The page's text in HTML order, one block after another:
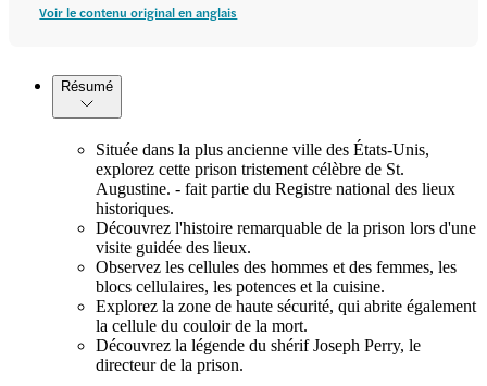
Voir le contenu original en anglais
Résumé
Située dans la plus ancienne ville des États-Unis,
explorez cette prison tristement célèbre de St.
Augustine. - fait partie du Registre national des lieux
historiques.
Découvrez l'histoire remarquable de la prison lors d'une
visite guidée des lieux.
Observez les cellules des hommes et des femmes, les
blocs cellulaires, les potences et la cuisine.
Explorez la zone de haute sécurité, qui abrite également
la cellule du couloir de la mort.
Découvrez la légende du shérif Joseph Perry, le
directeur de la prison.